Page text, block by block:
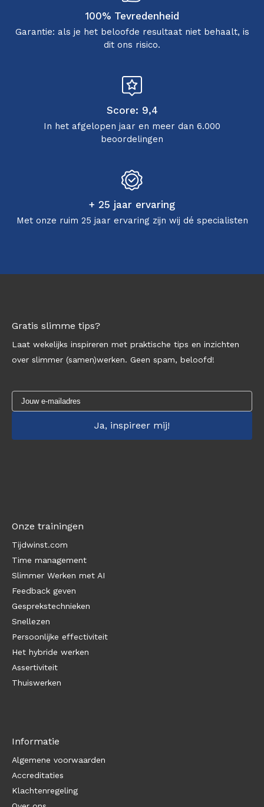
100% Tevredenheid
Garantie: als je het beloofde resultaat niet behaalt, is
dit ons risico.
Score: 9,4
In het afgelopen jaar en meer dan 6.000
beoordelingen
+ 25 jaar ervaring
Met onze ruim 25 jaar ervaring zijn wij dé specialisten
Gratis slimme tips?
Laat wekelijks inspireren met praktische tips en inzichten
over slimmer (samen)werken. Geen spam, beloofd!
Onze trainingen
Tijdwinst.com
Time management
Slimmer Werken met AI
Feedback geven
Gesprekstechnieken
Snellezen
Persoonlijke effectiviteit
Het hybride werken
Assertiviteit
Thuiswerken
Informatie
Algemene voorwaarden
Accreditaties
Klachtenregeling